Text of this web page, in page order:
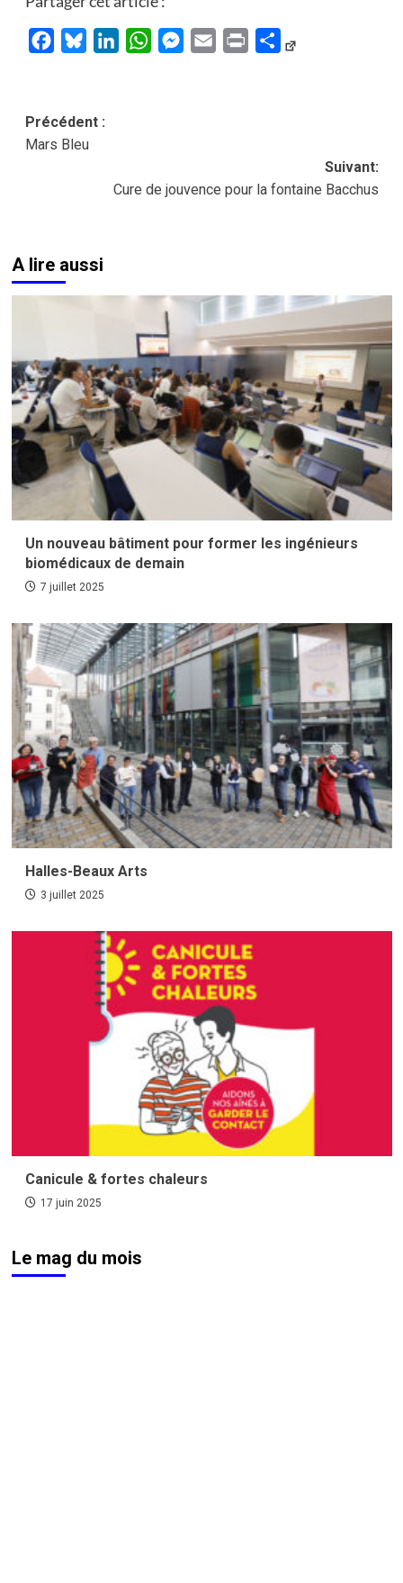
FacebookBlueskyLinkedInWhatsAppMessenger
Email Print Partager
Navigation
d’article
Précédent :
Mars Bleu
Suivant:
Cure de jouvence pour la fontaine Bacchus
A lire aussi
Un nouveau bâtiment pour former les ingénieurs
biomédicaux de demain
7 juillet 2025
Halles-Beaux Arts
3 juillet 2025
Canicule & fortes chaleurs
17 juin 2025
Le mag du mois